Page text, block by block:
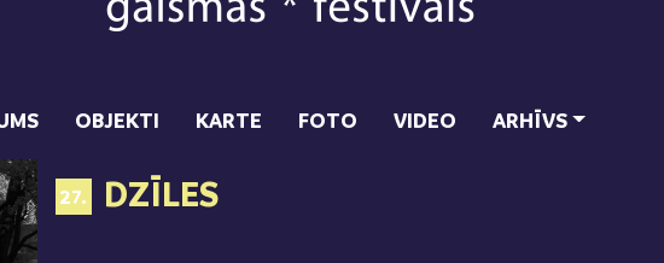
OBJEKTI KARTE FOTO VIDEO ARHĪVS
27. DZĪLES